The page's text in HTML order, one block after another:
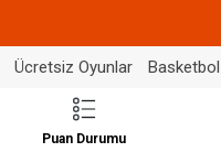
Ücretsiz Oyunlar Basketbol
Puan Durumu